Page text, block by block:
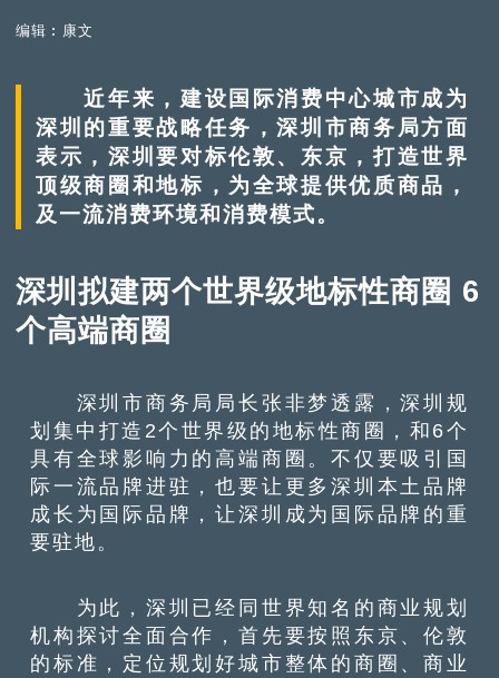
编辑︰康文
近年来，建设国际消费中心城市成为
深圳的重要战略任务，深圳市商务局方面
表示，深圳要对标伦敦、东京，打造世界
顶级商圈和地标，为全球提供优质商品，
及一流消费环境和消费模式。
深圳拟建两个世界级地标性商圈 6
个高端商圈
深圳市商务局局长张非梦透露，深圳规
划集中打造2个世界级的地标性商圈，和6个
具有全球影响力的高端商圈。不仅要吸引国
际一流品牌进驻，也要让更多深圳本土品牌
成长为国际品牌，让深圳成为国际品牌的重
要驻地。
为此，深圳已经同世界知名的商业规划
机构探讨全面合作，首先要按照东京、伦敦
的标准，定位规划好城市整体的商圈、商业